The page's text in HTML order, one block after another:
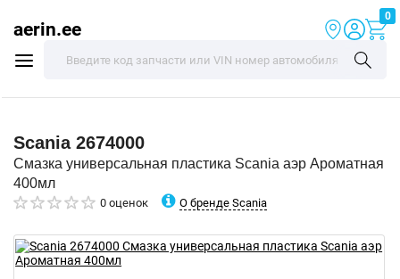
aerin.ee
0
Scania 2674000
Смазка универсальная пластика Scania аэр Ароматная
400мл
0 оценок О бренде Scania